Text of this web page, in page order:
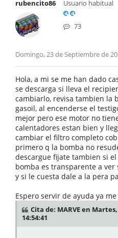
rubencito86 Usuario habitual
73
Domingo, 23 de Septiembre de
Hola, a mi se me han dado
se descarga si lleva el
cambiarlo, revisa tambien la
gasoil, al encenderse el
mejor pero ese motor no
calentadores estan bien y
cambiar el filtro completo
primero q la bomba no
descargue fijate tambien si
bomba es transparente a
y si le cuesta dale a la pera
Espero servir de ayuda ya
Cita de: MARVE en
14:54:41